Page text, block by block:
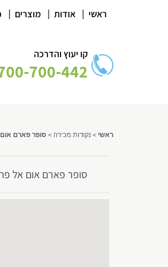
ראשי | אודות | מוצרים |
קו יעוץ והדרכה
700-442
ראשי > נקודות מכירה > סופר פארם
סופר פארם אום אל